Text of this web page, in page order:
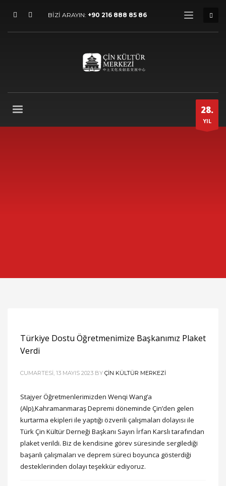
BİZİ ARAYIN: +90 216 888 85 86
28.
YIL
Türkiye Dostu Öğretmenimize Başkanımız Plaket
Verdi
CUMARTESI, 13 MAYIS 2023 BY ÇIN KÜLTÜR MERKEZI
Stajyer Öğretmenlerimizden Wenqi Wang’a
(Alp),Kahramanmaraş Depremi döneminde Çin’den gelen
kurtarma ekipleri ile yaptığı özverili çalışmaları dolayısı ile
Türk Çin Kültür Derneği Başkanı Sayın İrfan Karslı tarafından
plaket verildi. Biz de kendisine görev süresinde sergilediği
başarılı çalışmaları ve deprem süreci boyunca gösterdiği
desteklerinden dolayı teşekkür ediyoruz.